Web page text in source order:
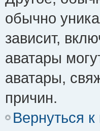
обычно
зависит,
аватары
аватары,
причин.
Вернуться к